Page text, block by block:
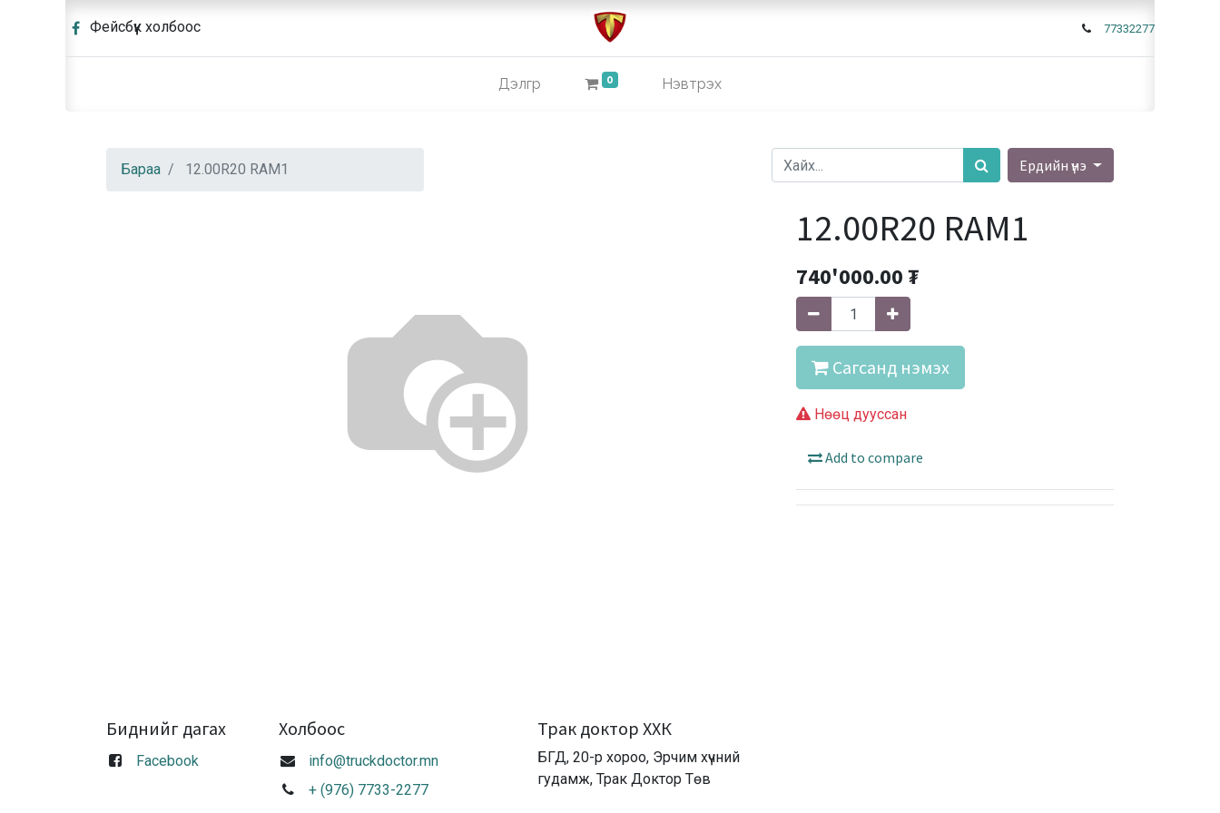
Фейсбүүк холбоос 77332277
Дэлгүүр 0 Нэвтрэх
Бараа 12.00R20 RAM1 Ердийн үнэ
12.00R20 RAM1
740'000.00₮
Сагсанд нэмэх
Нөөц дууссан
Add to compare
Биднийг дагах
Facebook
Холбоос
info@truckdoctor.mn
+ (976) 7733-2277
Трак доктор ХХК
БГД, 20-р хороо, Эрчим хүчний
гудамж, Трак Доктор Төв